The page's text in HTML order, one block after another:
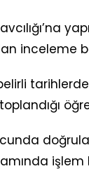
inceleme